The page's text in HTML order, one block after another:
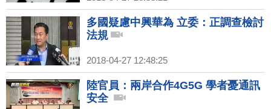
多國疑慮中興華為 立委：正調查檢討
法規
2018-04-27 12:48:25
陸官員：兩岸合作4G5G 學者憂通訊
安全